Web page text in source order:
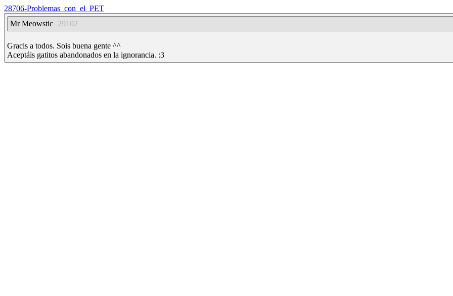
28706-Problemas_con_el_PET
Mr Meowstic 29102
Gracis a todos. Sois buena gente ^^
Aceptáis gatitos abandonados en la ignorancia. :3